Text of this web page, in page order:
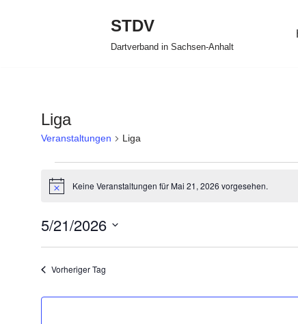
STDV
Dartverband in Sachsen-Anhalt
Liga
Veranstaltungen Liga
HinweisKeine Veranstaltungen für Mai 21, 2026 vorgesehen.
5/21/2026
Datum
Vorheriger Tag